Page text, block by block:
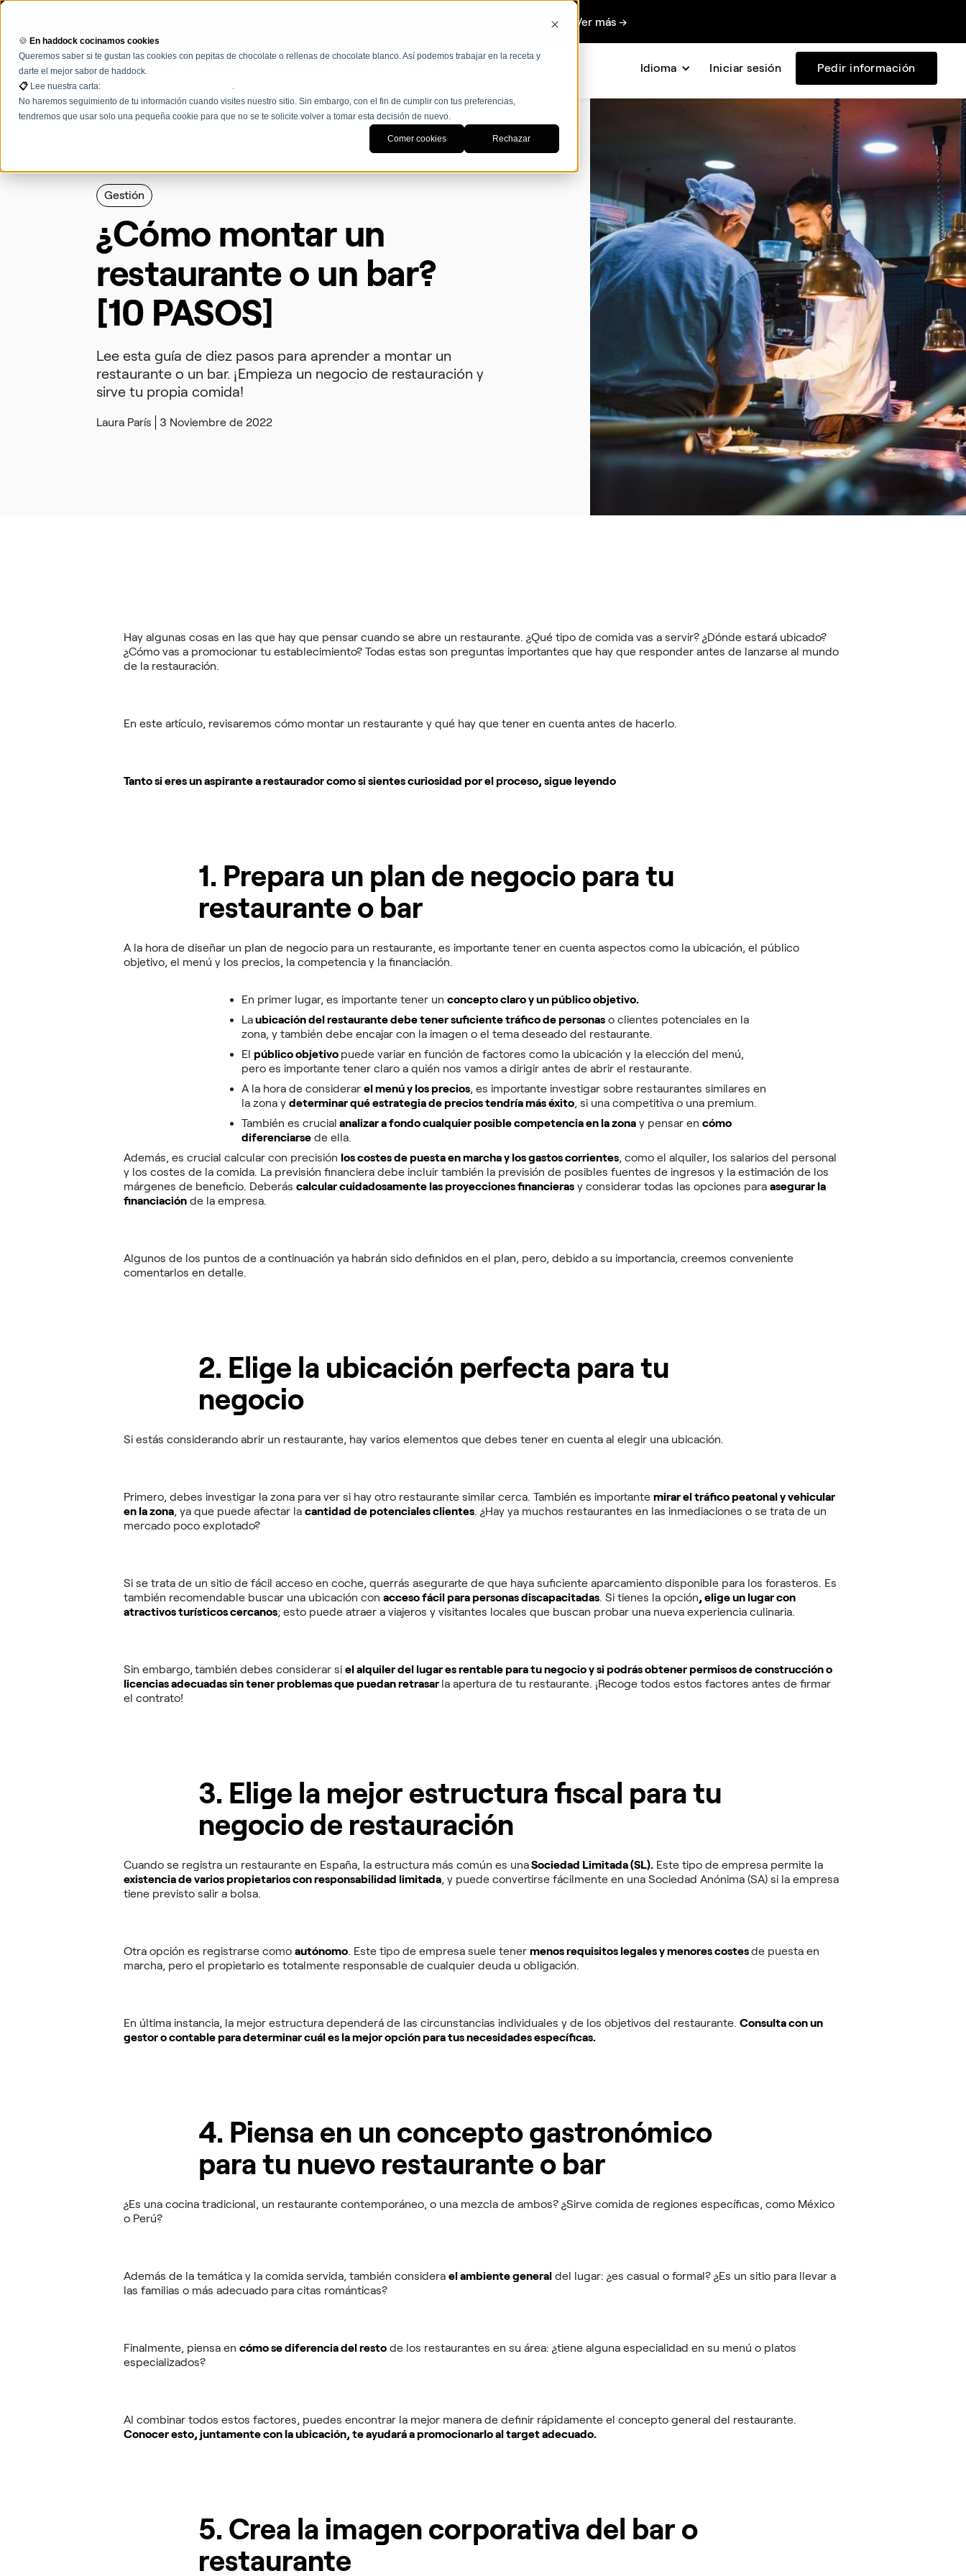
🍪 En haddock cocinamos cookies
Queremos saber si te gustan las cookies con pepitas de chocolate o rellenas de chocolate blanco. Así podemos trabajar en la receta y
darte el mejor sabor de haddock.
📋 Lee nuestra carta:
.
No haremos seguimiento de tu información cuando visites nuestro sitio. Sin embargo, con el fin de cumplir con tus preferencias,
tendremos que usar solo una pequeña cookie para que no se te solicite volver a tomar esta decisión de nuevo.
Comer cookies Rechazar
NOVEDAD: Agentes de IA para restauración Ver más →
Idioma Iniciar sesión Pedir información
Gestión
¿Cómo montar un
restaurante o un bar?
[10 PASOS]
Lee esta guía de diez pasos para aprender a montar un
restaurante o un bar. ¡Empieza un negocio de restauración y
sirve tu propia comida!
Laura París 3 Noviembre de 2022
Hay algunas cosas en las que hay que pensar cuando se abre un restaurante. ¿Qué tipo de comida vas a servir? ¿Dónde estará ubicado?
¿Cómo vas a promocionar tu establecimiento? Todas estas son preguntas importantes que hay que responder antes de lanzarse al mundo
de la restauración.
En este artículo, revisaremos cómo montar un restaurante y qué hay que tener en cuenta antes de hacerlo.
Tanto si eres un aspirante a restaurador como si sientes curiosidad por el proceso, sigue leyendo
1. Prepara un plan de negocio para tu
restaurante o bar
A la hora de diseñar un plan de negocio para un restaurante, es importante tener en cuenta aspectos como la ubicación, el público
objetivo, el menú y los precios, la competencia y la financiación.
En primer lugar, es importante tener un concepto claro y un público objetivo.
Laubicación del restaurante debe tener suficiente tráfico de personas o clientes potenciales en la
zona, y también debe encajar con la imagen o el tema deseado del restaurante.
El público objetivo puede variar en función de factores como la ubicación y la elección del menú,
pero es importante tener claro a quién nos vamos a dirigir antes de abrir el restaurante.
A la hora de considerar el menú y los precios, es importante investigar sobre restaurantes similares en
la zona y determinar qué estrategia de precios tendría más éxito, si una competitiva o una premium.
También es crucial analizar a fondo cualquier posible competencia en la zona y pensar en cómo
diferenciarse de ella.
Además, es crucial calcular con precisión los costes de puesta en marcha y los gastos corrientes, como el alquiler, los salarios del personal
y los costes de la comida. La previsión financiera debe incluir también la previsión de posibles fuentes de ingresos y la estimación de los
márgenes de beneficio. Deberás calcular cuidadosamente las proyecciones financieras y considerar todas las opciones para asegurar la
financiación de la empresa.
Algunos de los puntos de a continuación ya habrán sido definidos en el plan, pero, debido a su importancia, creemos conveniente
comentarlos en detalle.
2. Elige la ubicación perfecta para tu
negocio
Si estás considerando abrir un restaurante, hay varios elementos que debes tener en cuenta al elegir una ubicación.
Primero, debes investigar la zona para ver si hay otro restaurante similar cerca. También es importante mirar el tráfico peatonal y vehicular
en la zona, ya que puede afectar la cantidad de potenciales clientes. ¿Hay ya muchos restaurantes en las inmediaciones o se trata de un
mercado poco explotado?
Si se trata de un sitio de fácil acceso en coche, querrás asegurarte de que haya suficiente aparcamiento disponible para los forasteros. Es
también recomendable buscar una ubicación con acceso fácil para personas discapacitadas. Si tienes la opción, elige un lugar con
atractivos turísticos cercanos; esto puede atraer a viajeros y visitantes locales que buscan probar una nueva experiencia culinaria.
Sin embargo, también debes considerar si el alquiler del lugar es rentable para tu negocio y si podrás obtener permisos de construcción o
licencias adecuadas sin tener problemas que puedan retrasar la apertura de tu restaurante. ¡Recoge todos estos factores antes de firmar
el contrato!
3. Elige la mejor estructura fiscal para tu
negocio de restauración
Cuando se registra un restaurante en España, la estructura más común es unaSociedad Limitada (SL). Este tipo de empresa permite la
existencia de varios propietarios con responsabilidad limitada, y puede convertirse fácilmente en una Sociedad Anónima (SA) si la empresa
tiene previsto salir a bolsa.
Otra opción es registrarse como autónomo. Este tipo de empresa suele tener menos requisitos legales y menores costesde puesta en
marcha, pero el propietario es totalmente responsable de cualquier deuda u obligación.
En última instancia, la mejor estructura dependerá de las circunstancias individuales y de los objetivos del restaurante. Consulta con un
gestor o contable para determinar cuál es la mejor opción para tus necesidades específicas.
4. Piensa en un concepto gastronómico
para tu nuevo restaurante o bar
¿Es una cocina tradicional, un restaurante contemporáneo, o una mezcla de ambos? ¿Sirve comida de regiones específicas, como México
o Perú?
Además de la temática y la comida servida, también considera el ambiente general del lugar: ¿es casual o formal? ¿Es un sitio para llevar a
las familias o más adecuado para citas románticas?
Finalmente, piensa en cómo se diferencia del resto de los restaurantes en su área: ¿tiene alguna especialidad en su menú o platos
especializados?
Al combinar todos estos factores, puedes encontrar la mejor manera de definir rápidamente el concepto general del restaurante.
Conocer esto, juntamente con la ubicación, te ayudará a promocionarlo al target adecuado.
5. Crea la imagen corporativa del bar o
restaurante